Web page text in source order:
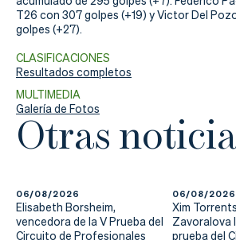
T26 con 307 golpes (+19) y Victor Del
golpes (+27).
CLASIFICACIONES
Resultados completos
MULTIMEDIA
Galería de Fotos
Otras
06/08/2026
Elisabeth Borsheim,
vencedora de la V Prueba del
Circuito de Profesionales
06/08/2026
Xim
Zavoralova
prueba del